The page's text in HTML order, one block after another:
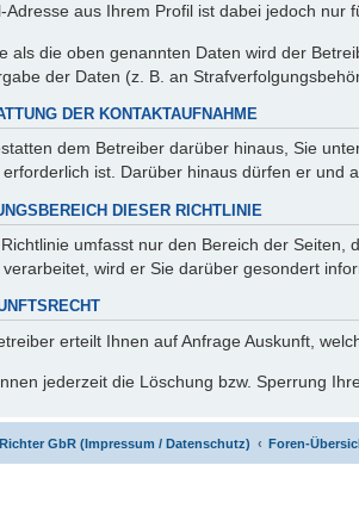
Adresse aus Ihrem Profil ist dabei jedoch nur
als die oben genannten Daten wird der
der Daten (z. B. an
DER KONTAKTAUFNAHME
dem Betreiber darüber hinaus, Sie
erforderlich ist. Darüber hinaus dürfen er und
DIESER RICHTLINIE
umfasst nur den Bereich der
verarbeitet, wird er Sie darüber gesondert
erteilt Ihnen auf Anfrage Auskunft,
jederzeit die Löschung bzw. Sperrung
Richter GbR (Impressum / Datenschutz) Foren-